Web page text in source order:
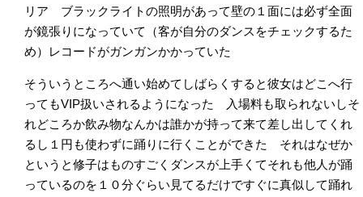
リア ブラックライトの照明があって壁の１面には必ず全面
が鏡張りになっていて（客が自分のダンスをチェックするた
め）レコードがガンガンかかっていた
そういうところへ通い始めてしばらくすると彼女はどこへ行
ってもVIP扱いされるようになった 入場料も取られないしそ
れどころか飲み物なんかは誰かが持って来て差し出してくれ
るし１円も使わずに踊りに行くことができた それはなぜか
というと修子はものすごくダンスが上手くてそれも他人が踊
っているのを１０分ぐらい見てるだけですぐに真似して踊れ